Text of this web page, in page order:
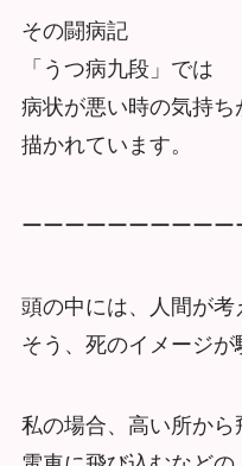
その闘病記
「うつ病九段」では
病状が悪い時の気持ち
描かれています。
ーーーーーーーーーー
頭の中には、人間が考
そう、死のイメージが
私の場合、高い所から